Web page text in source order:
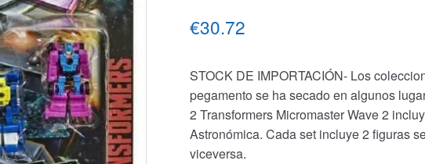
€30.72
STOCK DE IMPORTACIÓN- Los
pegamento se ha secado en algunos
2 Transformers Micromaster Wave 2
Astronómica. Cada set incluye 2 figuras
viceversa.